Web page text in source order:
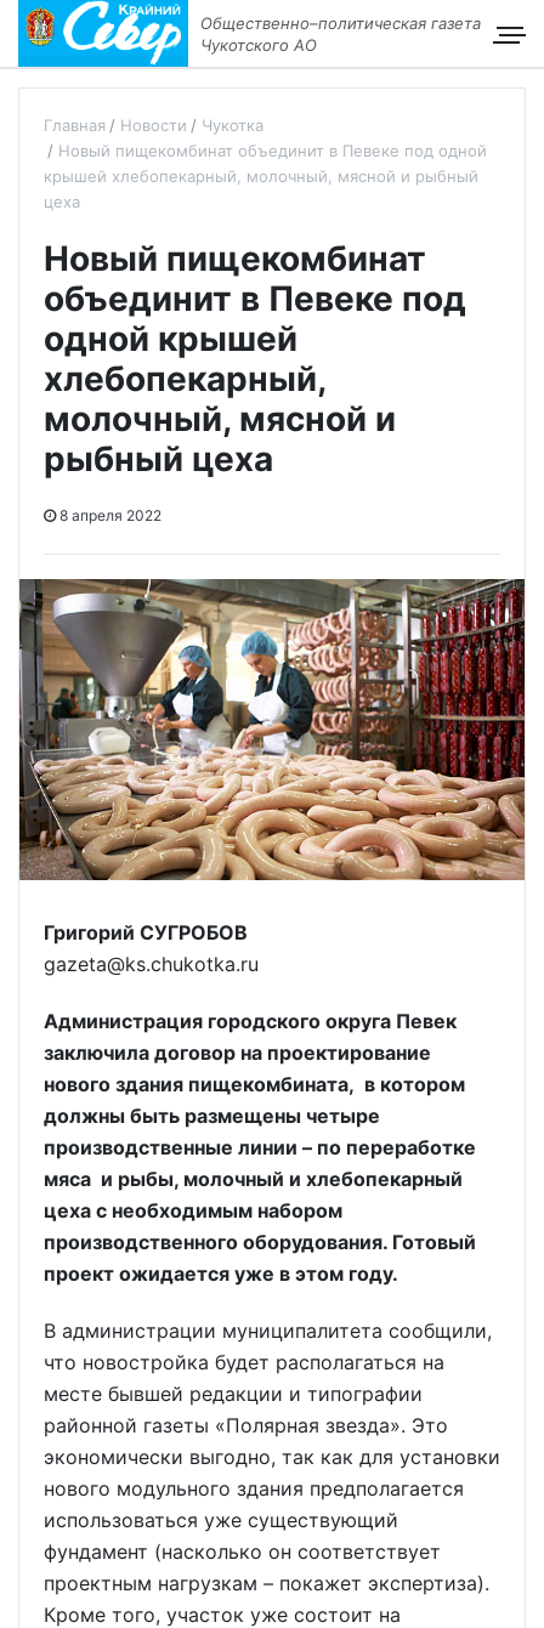
Общественно–политическая газета
Чукотского АО
Главная Новости
Чукотка
Новый пищекомбинат объединит в Певеке под одной
крышей хлебопекарный, молочный, мясной и рыбный
цеха
Новый пищекомбинат
объединит в Певеке под
одной крышей
хлебопекарный,
молочный, мясной и
рыбный цеха
8 апреля 2022
Григорий СУГРОБОВ
gazeta@ks.chukotka.ru
Администрация городского округа Певек
заключила договор на проектирование
нового здания пищекомбината, в котором
должны быть размещены четыре
производственные линии – по переработке
мяса и рыбы, молочный и хлебопекарный
цеха с необходимым набором
производственного оборудования. Готовый
проект ожидается уже в этом году.
В администрации муниципалитета сообщили,
что новостройка будет располагаться на
месте бывшей редакции и типографии
районной газеты «Полярная звезда». Это
экономически выгодно, так как для установки
нового модульного здания предполагается
использоваться уже существующий
фундамент (насколько он соответствует
проектным нагрузкам – покажет экспертиза).
Кроме того, участок уже состоит на